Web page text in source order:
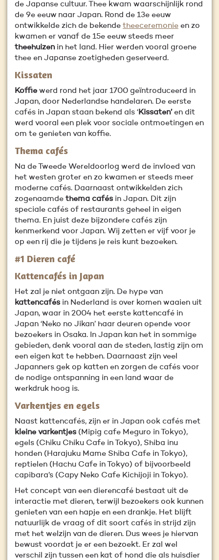
de Japanse cultuur. Thee kwam waarschijnlijk rond
de 9e eeuw naar Japan. Rond de 13e eeuw
ontwikkelde zich de bekende theeceremonie en zo
kwamen er vanaf de 15e eeuw steeds meer
theehuizenin het land. Hier werden vooral groene
thee en Japanse zoetigheden geserveerd.
Kissaten
Koffie werd rond het jaar 1700 geïntroduceerd in
Japan, door Nederlandse handelaren. De eerste
cafés in Japan staan bekend als ‘Kissaten’en dit
werd vooral een plek voor sociale ontmoetingen en
om te genieten van koffie.
Thema cafés
Na de Tweede Wereldoorlog werd de invloed van
het westen groter en zo kwamen er steeds meer
moderne cafés. Daarnaast ontwikkelden zich
zogenaamde thema cafés in Japan. Dit zijn
speciale cafés of restaurants geheel in eigen
thema. En juist deze bijzondere cafés zijn
kenmerkend voor Japan. Wij zetten er vijf voor je
op een rij die je tijdens je reis kunt bezoeken.
#1 Dieren café
Kattencafés in Japan
Het zal je niet ontgaan zijn. De hype van
kattencafés in Nederland is over komen waaien uit
Japan, waar in 2004 het eerste kattencafé in
Japan ‘Neko no Jikan’ haar deuren opende voor
bezoekers in Osaka. In Japan kan het in sommige
gebieden, denk vooral aan de steden, lastig zijn om
een eigen kat te hebben. Daarnaast zijn veel
Japanners gek op katten en zorgen de cafés voor
de nodige ontspanning in een land waar de
werkdruk hoog is.
Varkentjes en egels
Naast kattencafés, zijn er in Japan ook cafés met
kleine varkentjes (Mipig cafe Meguro in Tokyo),
egels (Chiku Chiku Cafe in Tokyo), Shiba inu
honden (Harajuku Mame Shiba Cafe in Tokyo),
reptielen (Hachu Cafe in Tokyo) of bijvoorbeeld
capibara’s (Capy Neko Cafe Kichijoji in Tokyo).
Het concept van een dierencafé bestaat uit de
interactie met dieren, terwijl bezoekers ook kunnen
genieten van een hapje en een drankje. Het blijft
natuurlijk de vraag of dit soort cafés in strijd zijn
met het welzijn van de dieren. Dus wees je hiervan
bewust voordat je er een bezoekt. Er zal wel
verschil zijn tussen een kat of hond die als huisdier